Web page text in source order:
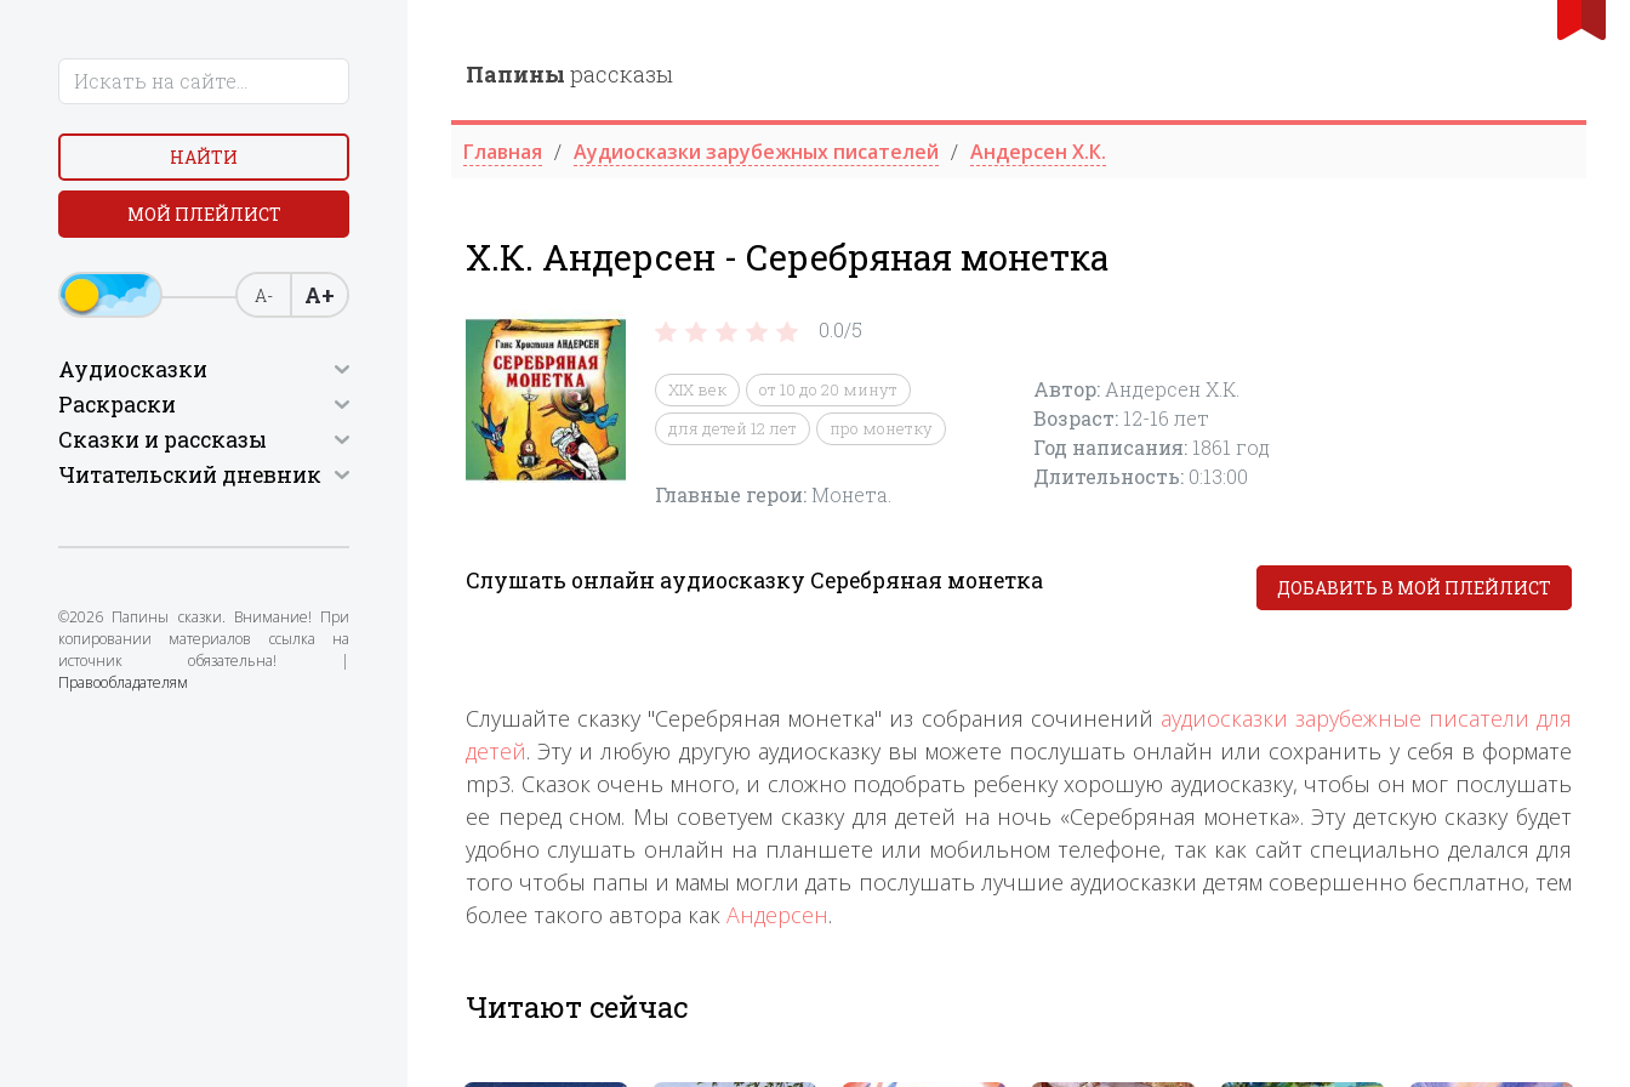
НАЙТИ
МОЙ ПЛЕЙЛИСТ
А- А+
Аудиосказки
Раскраски
Сказки и рассказы
Читательский дневник
©2026 Папины сказки. Внимание! При
копировании материалов ссылка на
источник обязательна! |
Правообладателям
Папины рассказы
Главная Аудиосказки зарубежных писателей Андерсен Х.К.
Х.К. Андерсен - Серебряная монетка
0.0/5
XIX век
от 10 до 20 минут
для детей 12 лет
про монетку
Главные герои:Монета.
Автор: Андерсен Х.К.
Возраст: 12-16 лет
Год написания: 1861 год
Длительность: 0:13:00
Слушать онлайн аудиосказку Серебряная монетка ДОБАВИТЬ В МОЙ ПЛЕЙЛИСТ
Слушайте сказку "Серебряная монетка" из собрания сочинений аудиосказки зарубежные писатели для
детей. Эту и любую другую аудиосказку вы можете послушать онлайн или сохранить у себя в формате
mp3. Сказок очень много, и сложно подобрать ребенку хорошую аудиосказку, чтобы он мог послушать
ее перед сном. Мы советуем сказку для детей на ночь «Серебряная монетка». Эту детскую сказку будет
удобно слушать онлайн на планшете или мобильном телефоне, так как сайт специально делался для
того чтобы папы и мамы могли дать послушать лучшие аудиосказки детям совершенно бесплатно, тем
более такого автора как Андерсен.
Читают сейчас